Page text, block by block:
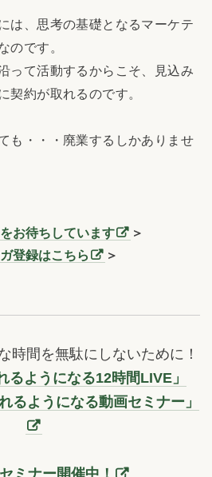
は、思考の基礎となるマーケテ
のです。
って活動するからこそ、見込み
契約が取れるのです。
も・・・廃業するしかありませ
お待ちしています
＞
登録はこちら ＞
時間を無駄にしないために！
るようになる12時間LIVE」
るようになる動画セミナー」